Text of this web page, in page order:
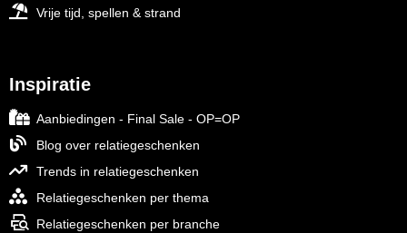
Vrije tijd, spellen & strand
Inspiratie
Aanbiedingen - Final Sale - OP=OP
Blog over relatiegeschenken
Trends in relatiegeschenken
Relatiegeschenken per thema
Relatiegeschenken per branche